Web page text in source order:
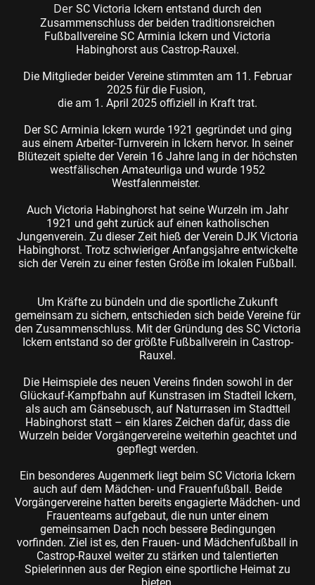
Der SC Victoria Ickern entstand durch den
Zusammenschluss der beiden traditionsreichen
Fußballvereine SC Arminia Ickern und Victoria
Habinghorst aus Castrop-Rauxel.
Die Mitglieder beider Vereine stimmten am 11. Februar
2025 für die Fusion,
die am 1. April 2025 offiziell in Kraft trat.
Der SC Arminia Ickern wurde 1921 gegründet und ging
aus einem Arbeiter-Turnverein in Ickern hervor. In seiner
Blütezeit spielte der Verein 16 Jahre lang in der höchsten
westfälischen Amateurliga und wurde 1952
Westfalenmeister.
Auch Victoria Habinghorst hat seine Wurzeln im Jahr
1921 und geht zurück auf einen katholischen
Jungenverein. Zu dieser Zeit hieß der Verein DJK Victoria
Habinghorst. Trotz schwieriger Anfangsjahre entwickelte
sich der Verein zu einer festen Größe im lokalen Fußball.
Um Kräfte zu bündeln und die sportliche Zukunft
gemeinsam zu sichern, entschieden sich beide Vereine für
den Zusammenschluss. Mit der Gründung des SC Victoria
Ickern entstand so der größte Fußballverein in Castrop-
Rauxel.
Die Heimspiele des neuen Vereins finden sowohl in der
Glückauf-Kampfbahn auf Kunstrasen im Stadteil Ickern,
als auch am Gänsebusch, auf Naturrasen im Stadtteil
Habinghorst statt – ein klares Zeichen dafür, dass die
Wurzeln beider Vorgängervereine weiterhin geachtet und
gepflegt werden.
Ein besonderes Augenmerk liegt beim SC Victoria Ickern
auch auf dem Mädchen- und Frauenfußball. Beide
Vorgängervereine hatten bereits engagierte Mädchen- und
Frauenteams aufgebaut, die nun unter einem
gemeinsamen Dach noch bessere Bedingungen
vorfinden. Ziel ist es, den Frauen- und Mädchenfußball in
Castrop-Rauxel weiter zu stärken und talentierten
Spielerinnen aus der Region eine sportliche Heimat zu